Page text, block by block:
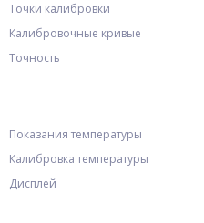
Точки калибровки
Калибровочные кривые
Точность
Показания температуры
Калибровка температуры
Дисплей